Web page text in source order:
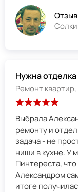
Нужна отделка
Ремонт
Выбрала
ремонту и
задача - не
ниши в кухне. У меня было много разных вариантов с
Пинтереста,
Александром
итоге